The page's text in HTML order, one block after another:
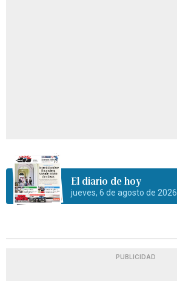
El diario de hoy
jueves, 6 de agosto de 2026
PUBLICIDAD